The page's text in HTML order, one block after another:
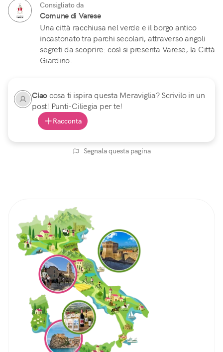
Consigliato da
Comune di Varese
Una città racchiusa nel verde e il borgo antico
incastonato tra parchi secolari, attraverso angoli
segreti da scoprire: così si presenta Varese, la Città
Giardino.
Ciaocosa ti ispira questa Meraviglia? Scrivilo in un
post! Punti-Ciliegia per te!
Racconta
Segnala questa pagina